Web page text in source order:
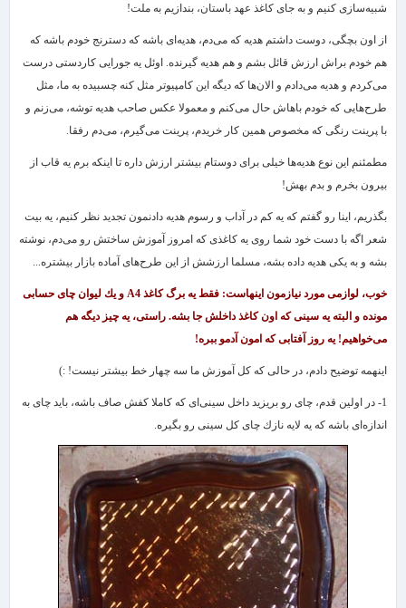
شبیه‌سازی كنیم و به جای كاغذ عهد باستان، بندازیم به ملت!
از اون بچگی، دوست داشتم هدیه كه می‌دم، هدیه‌ای باشه كه دسترنج خودم باشه كه
هم خودم براش ارزش قائل بشم و هم هدیه گیرنده. اوئل یه جورایی كاردستی درست
می‌كردم و هدیه می‌دادم و الان‌ها كه دیگه این كامپیوتر مثل كنه چسبیده به ما، مثل
طرح‌هایی كه خودم باهاش حال می‌كنم و معمولا عكس صاحب هدیه توشه، می‌زنم و
با پرینت رنگی كه مخصوص همین كار خریدم، پرینت می‌گیرم، می‌دم رفقا.
مطمئنم این نوع هدیه‌ها خیلی برای دوستام بیشتر ارزش داره تا اینكه برم یه قاب از
بیرون بخرم و بدم بهش!
بگذریم، اینا رو گفتم كه یه كم در آداب و رسوم هدیه‌ دادنمون تجدید نظر كنیم، یه بیت
شعر اگه با دست خود شما روی یه كاغذی كه امروز آموزش ساختش رو می‌دم، نوشته
بشه و به یكی هدیه داده بشه، مسلما ارزشش از این طرح‌های آماده بازار بیشتره...
خوب، لوازمی مورد نیازمون اینهاست: فقط یه برگ كاغذ A4 و یك لیوان چای حسابی
مونده و البته یه سینی كه اون كاغذ داخلش جا بشه. راستی، یه چیز دیگه هم
می‌خواهیم! یه روز آفتابی كه امون آدمو ببره!
اینهمه توضیح دادم، در حالی كه كل آموزش ما سه چهار خط بیشتر نیست! :)
1- در اولین قدم، چای رو بریزید داخل سینی‌ای كه كاملا كفش صاف باشه، باید چای به
اندازه‌ای باشه كه یه لایه نازك چای كل سینی رو بگیره.